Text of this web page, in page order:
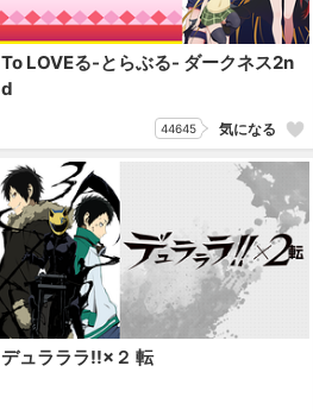
To LOVEる-とらぶる- ダークネス2n
d
44645 気になる
デュラララ!!×２ 転